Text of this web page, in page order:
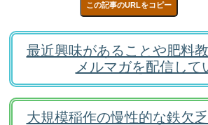
この記事のURLをコピー
最近興味があることや肥料
メルマガを配信して
大規模稲作の慢性的な鉄欠